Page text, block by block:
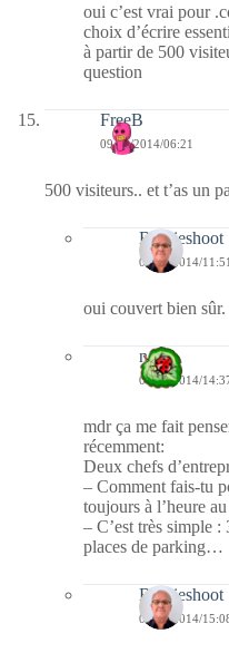
oui c’est vrai pour
choix d’écrire
à partir de 500
question
FreeB
09/10/2014/06:21
500 visiteurs.. et t’as un
Bernieshoot
09/10/2014/11:51
oui couvert bien sûr.
nessa
09/10/2014/
mdr ça me fait
récemment:
Deux chefs
– Comment fais-tu
toujours à l’heure
– C’est très simple
places de parking…
Bernieshoot
09/10/2014/